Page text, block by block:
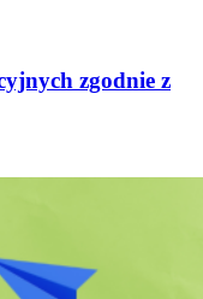
zgodnie z